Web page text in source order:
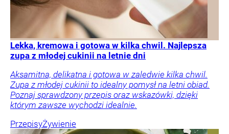
Lekka, kremowa i gotowa w kilka chwil. Najlepsza
zupa z młodej cukinii na letnie dni
Aksamitna, delikatna i gotowa w zaledwie kilka chwil.
Zupa z młodej cukinii to idealny pomysł na letni obiad.
Poznaj sprawdzony przepis oraz wskazówki, dzięki
którym zawsze wychodzi idealnie.
PrzepisyŻywienie